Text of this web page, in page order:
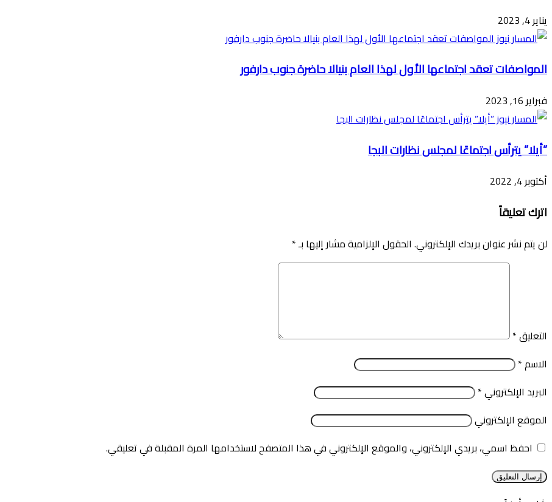
يناير 4, 2023
المواصفات تعقد اجتماعها الأول لهذا العام بنيالا حاضرة جنوب دارفور
فبراير 16, 2023
”أيلا” يترأس اجتماعًا لمجلس نظارات البجا
أكتوبر 4, 2022
اترك تعليقاً
لن يتم نشر عنوان بريدك الإلكتروني. الحقول الإلزامية مشار إليها بـ*
التعليق*
الاسم*
البريد الإلكتروني*
الموقع الإلكتروني
احفظ اسمي، بريدي الإلكتروني، والموقع الإلكتروني في هذا المتصفح لاستخدامها المرة المقبلة في تعليقي.